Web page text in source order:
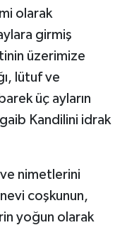
olarak
girmiş
üzerimize
lütuf ve
üç ayların
Kandilini idrak
ve nimetlerini
coşkunun,
yoğun olarak